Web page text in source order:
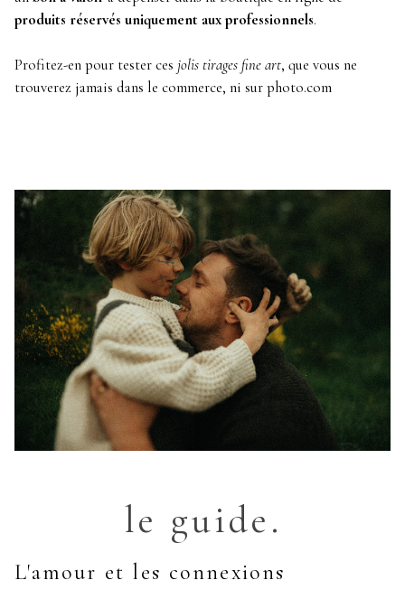
produits réservés uniquement aux professionnels.
Profitez-en pour tester ces jolis tirages fine art, que vous ne
trouverez jamais dans le commerce, ni sur photo.com
le guide.
L'amour et les connexions